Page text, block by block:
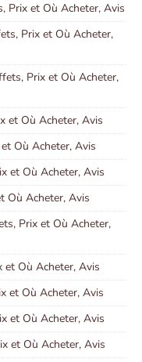
Prix et Où Acheter, Avis
Prix et Où Acheter,
Prix et Où Acheter,
et Où Acheter, Avis
Où Acheter, Avis
et Où Acheter, Avis
Où Acheter, Avis
Prix et Où Acheter,
et Où Acheter, Avis
et Où Acheter, Avis
et Où Acheter, Avis
et Où Acheter, Avis